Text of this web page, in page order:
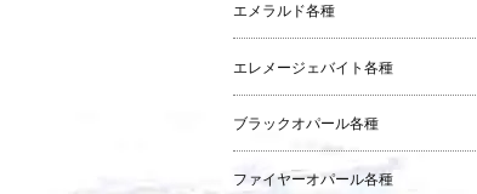
エメラルド各種
エレメージェバイト各種
ブラックオパール各種
ファイヤーオパール各種